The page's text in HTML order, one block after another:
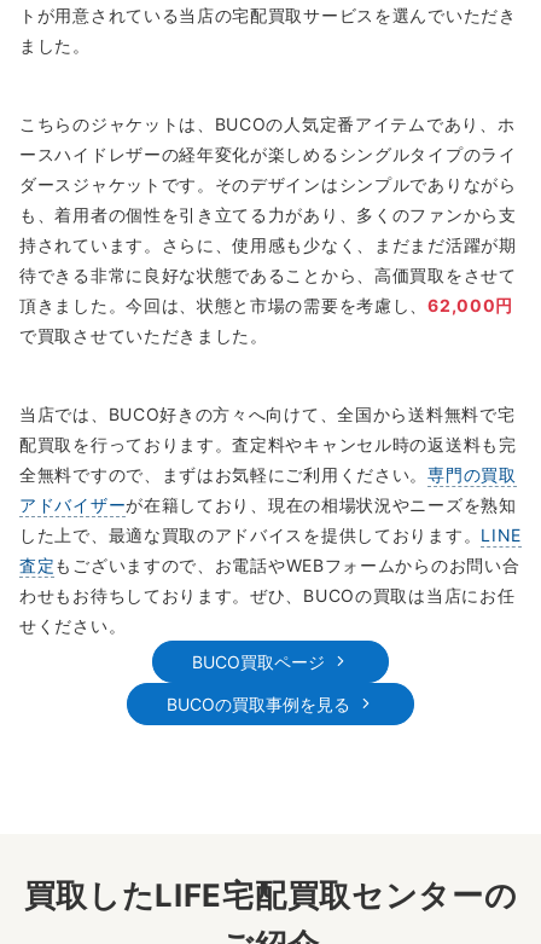
トが用意されている当店の宅配買取サービスを選んでいただき
ました。
こちらのジャケットは、BUCOの人気定番アイテムであり、ホ
ースハイドレザーの経年変化が楽しめるシングルタイプのライ
ダースジャケットです。そのデザインはシンプルでありながら
も、着用者の個性を引き立てる力があり、多くのファンから支
持されています。さらに、使用感も少なく、まだまだ活躍が期
待できる非常に良好な状態であることから、高価買取をさせて
頂きました。今回は、状態と市場の需要を考慮し、62,000円
で買取させていただきました。
当店では、BUCO好きの方々へ向けて、全国から送料無料で宅
配買取を行っております。査定料やキャンセル時の返送料も完
全無料ですので、まずはお気軽にご利用ください。専門の買取
アドバイザーが在籍しており、現在の相場状況やニーズを熟知
した上で、最適な買取のアドバイスを提供しております。 LINE
査定もございますので、お電話やWEBフォームからのお問い合
わせもお待ちしております。ぜひ、BUCOの買取は当店にお任
せください。
BUCO買取ページ
BUCOの買取事例を見る
買取したLIFE宅配買取センターの